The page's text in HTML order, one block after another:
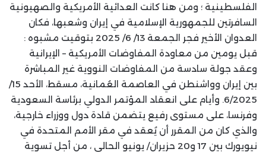
الفلسطينية ؛ ومن هنا كانت العدائية الأمريكية والصهيونية
السافرتين للجمهورية الإسلامية في إيران وشعبها، فكان
العدوان الأخير فجر الجمعة 13/ 6/ 2025 بتوقيت مشبوه :
قبل يومين من معاودة المفاوضات الأمريكية – الإيرانية
وعقد جولة سادسة من المفاوضات النووية غير المباشرة
بين إيران وواشنطن في العاصمة العُمانية، مسقط، الأحد 15/
6/2025. وأيام على انعقاد المؤتمر الدولي برئاسة السعودية
وفرنسا، على مستوى رفيع يتضمن قادة دول ووزراء خارجية،
والذي كان من المقرر أن يُعقد في مقر الأمم المتحدة في
نيويورك بين 17 و20 حزيران/ يونيو الحالي ، من أجل تسوية